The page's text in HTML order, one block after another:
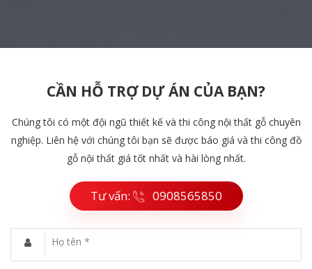
CẦN HỖ TRỢ DỰ ÁN CỦA BẠN?
Chúng tôi có một đội ngũ thiết kế và thi công nội thất gỗ chuyên
nghiệp. Liên hệ với chúng tôi bạn sẽ được báo giá và thi công đồ
gỗ nội thất giá tốt nhất và hài lòng nhất.
Tư vấn: 0908565850
Họ tên *